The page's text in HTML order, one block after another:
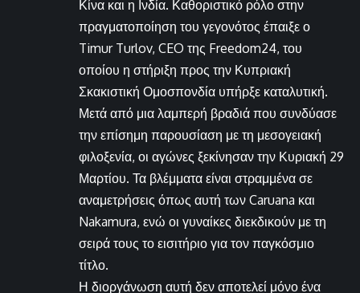
Κίνα και η Ινδία. Καθοριστικό ρόλο στην
πραγματοποίηση του γεγονότος έπαιξε ο
Timur Turlov, CEO της Freedom24, του
οποίου η στήριξη προς την Κυπριακή
Σκακιστική Ομοσπονδία υπήρξε καταλυτική.
Μετά από μια λαμπερή βραδιά που συνδύασε
την επίσημη παρουσίαση με τη μεσογειακή
φιλοξενία, οι αγώνες ξεκίνησαν την Κυριακή 29
Μαρτίου. Τα βλέμματα είναι στραμμένα σε
αναμετρήσεις όπως αυτή των Caruana και
Nakamura, ενώ οι γυναίκες διεκδικούν με τη
σειρά τους το εισιτήριο για τον παγκόσμιο
τίτλο.
Η διοργάνωση αυτή δεν αποτελεί μόνο ένα